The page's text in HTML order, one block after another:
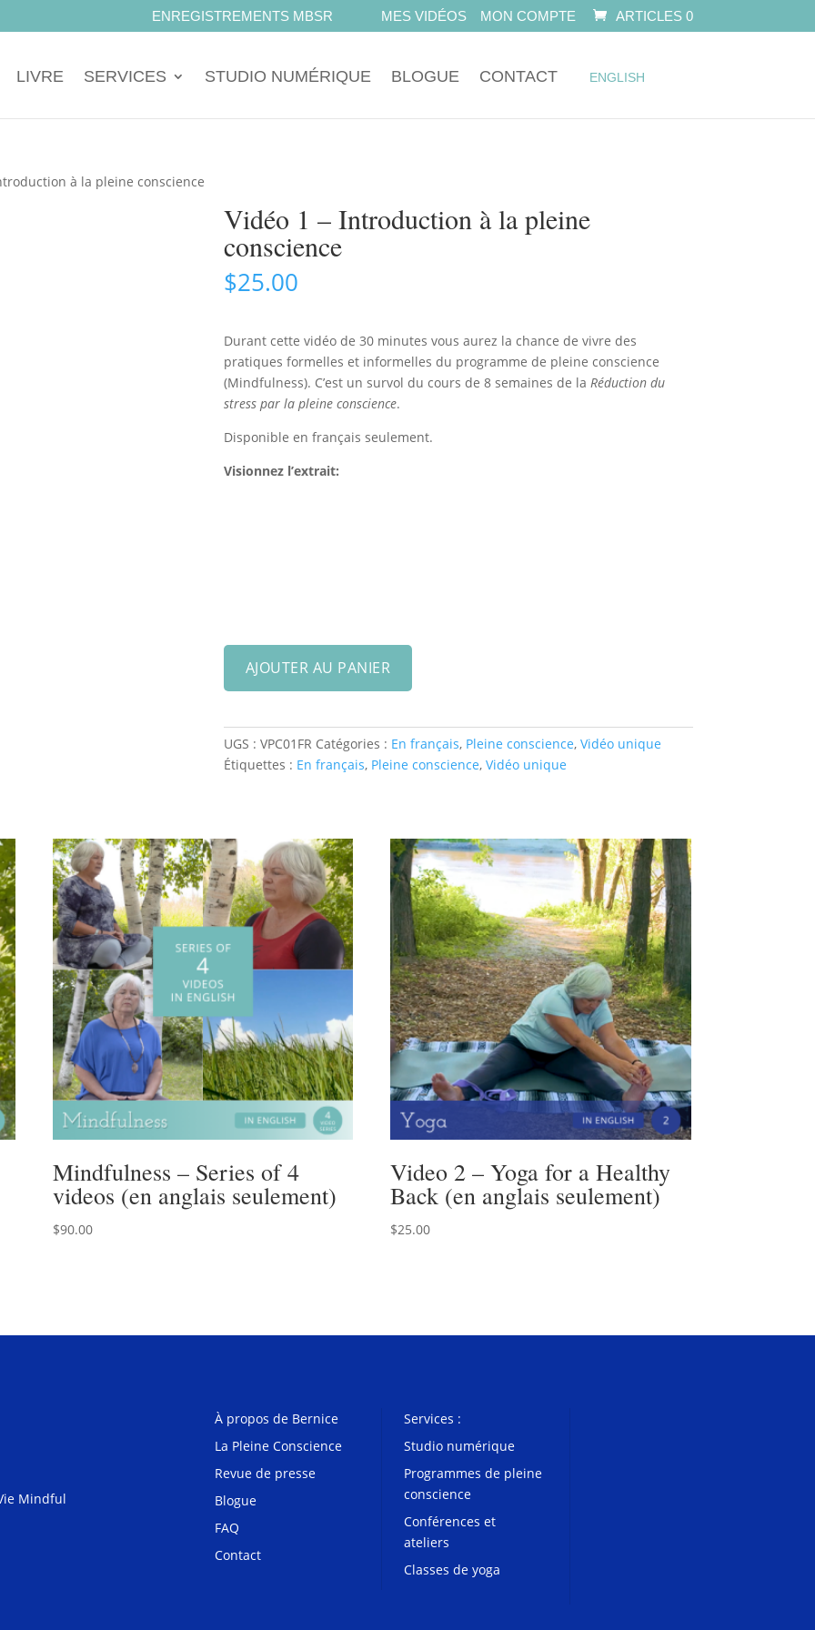
ENREGISTREMENTS MBSR MES VIDÉOS MON COMPTE ARTICLES 0
LIVRE SERVICES STUDIO NUMÉRIQUE BLOGUE CONTACT ENGLISH
à la pleine conscience
Vidéo 1 – Introduction à la pleine
conscience
$25.00
Durant cette vidéo de 30 minutes vous aurez la chance de vivre des
pratiques formelles et informelles du programme de pleine conscience
(Mindfulness). C’est un survol du cours de 8 semaines de la Réduction du
stress par la pleine conscience.
Disponible en français seulement.
Visionnez l’extrait:
Vidéo
-
Introduction
conscience
AJOUTER AU PANIER
UGS : VPC01FR Catégories : En français, Pleine conscience, Vidéo unique
Étiquettes : En français, Pleine conscience, Vidéo unique
Mindfulness – Series of 4
videos (en anglais seulement)
$90.00
Video 2 – Yoga for a Healthy
Back (en anglais seulement)
$25.00
Mindful
À propos de Bernice
La Pleine Conscience
Revue de presse
Blogue
FAQ
Contact
Services :
Studio numérique
Programmes de pleine
conscience
Conférences et
ateliers
Classes de yoga